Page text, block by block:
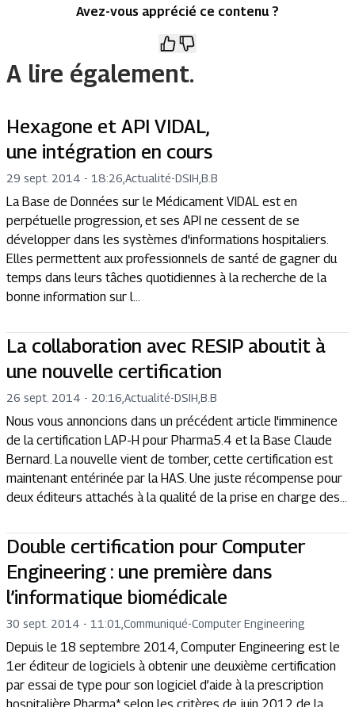
Avez-vous apprécié ce contenu ?
A lire également.
Hexagone et API VIDAL,
une intégration en cours
29 sept. 2014 - 18:26 Actualité-DSIH,B.B
La Base de Données sur le Médicament VIDAL est en
perpétuelle progression, et ses API ne cessent de se
développer dans les systèmes d'informations hospitaliers.
Elles permettent aux professionnels de santé de gagner du
temps dans leurs tâches quotidiennes à la recherche de la
bonne information sur l...
La collaboration avec RESIP aboutit à
une nouvelle certification
26 sept. 2014 - 20:16 Actualité-DSIH,B.B
Nous vous annoncions dans un précédent article l'imminence
de la certification LAP-H pour Pharma5.4 et la Base Claude
Bernard. La nouvelle vient de tomber, cette certification est
maintenant entérinée par la HAS. Une juste récompense pour
deux éditeurs attachés à la qualité de la prise en charge des...
Double certification pour Computer
Engineering : une première dans
l’informatique biomédicale
30 sept. 2014 - 11:01 Communiqué-Computer Engineering
Depuis le 18 septembre 2014, Computer Engineering est le
1er éditeur de logiciels à obtenir une deuxième certification
par essai de type pour son logiciel d’aide à la prescription